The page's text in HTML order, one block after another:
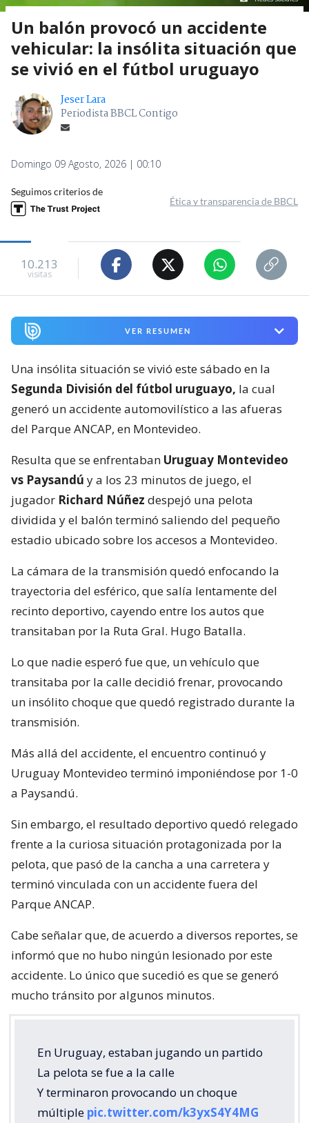
Un balón provocó un accidente
vehicular: la insólita situación que
se vivió en el fútbol uruguayo
Jeser Lara
Periodista BBCL Contigo
Domingo 09 Agosto, 2026 | 00:10
Seguimos criterios de
Ética y transparencia de BBCL
10.213
visitas
VER RESUMEN
Una insólita situación se vivió este sábado en la
Segunda División del fútbol uruguayo, la cual
generó un accidente automovilístico a las afueras
del Parque ANCAP, en Montevideo.
Resulta que se enfrentaban Uruguay Montevideo
vs Paysandú y a los 23 minutos de juego, el
jugador Richard Núñez despejó una pelota
dividida y el balón terminó saliendo del pequeño
estadio ubicado sobre los accesos a Montevideo.
La cámara de la transmisión quedó enfocando la
trayectoria del esférico, que salía lentamente del
recinto deportivo, cayendo entre los autos que
transitaban por la Ruta Gral. Hugo Batalla.
Lo que nadie esperó fue que, un vehículo que
transitaba por la calle decidió frenar, provocando
un insólito choque que quedó registrado durante la
transmisión.
Más allá del accidente, el encuentro continuó y
Uruguay Montevideo terminó imponiéndose por 1-0
a Paysandú.
Sin embargo, el resultado deportivo quedó relegado
frente a la curiosa situación protagonizada por la
pelota, que pasó de la cancha a una carretera y
terminó vinculada con un accidente fuera del
Parque ANCAP.
Cabe señalar que, de acuerdo a diversos reportes, se
informó que no hubo ningún lesionado por este
accidente. Lo único que sucedió es que se generó
mucho tránsito por algunos minutos.
En Uruguay, estaban jugando un partido
La pelota se fue a la calle
Y terminaron provocando un choque
múltiple pic.twitter.com/k3yxS4Y4MG